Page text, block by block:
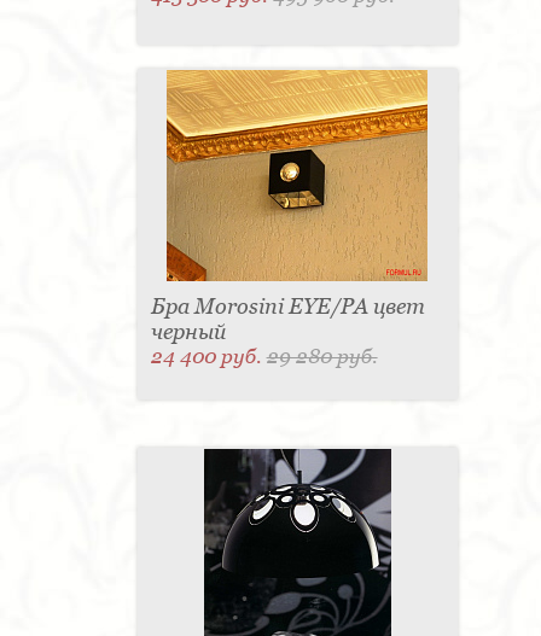
Бра Morosini EYE/PA цвет
черный
24 400 руб.29 280 руб.